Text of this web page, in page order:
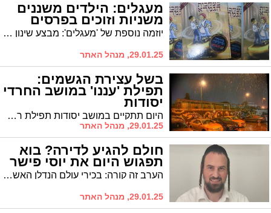
מעגלים: הילדים משננים
משניות וזוכים בפרסים
יוזמה נוספת של 'מעגלים': מבצע שינון משניות לילדים
29.01.25, מנהל האתר
בשל עצירת הגשמים:
תפילת 'עננו' במושב החרדי
יסודות
היום תתקיים במושב יסודות תפילת רבים שבה יתפללו על הגשם. רב המושב: "זו עצירת גשמים ויש להרבות בתפילה"
29.01.25, מנהל האתר
חולם להגיע לדירה? בוא
תפגוש היום את יוסי פישר
הערב זה קורה: בכירי עולם הנדלן האשדודי, יוסי פישר ומישאל חדד, יחשפו את הסודות: כך מגיעים לדירה ראשונה, או להשקעה | אל תוותרו
29.01.25, מנהל האתר